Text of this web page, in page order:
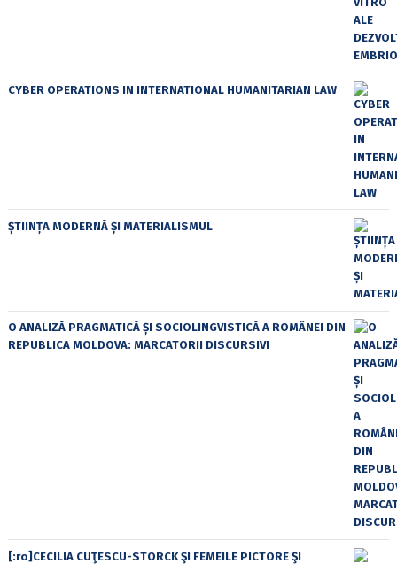
CYBER OPERATIONS IN INTERNATIONAL HUMANITARIAN LAW
ȘTIINȚA MODERNĂ ȘI MATERIALISMUL
O ANALIZĂ PRAGMATICĂ ȘI SOCIOLINGVISTICĂ A ROMÂNEI DIN
REPUBLICA MOLDOVA: MARCATORII DISCURSIVI
[:ro]CECILIA CUŢESCU-STORCK ŞI FEMEILE PICTORE ŞI